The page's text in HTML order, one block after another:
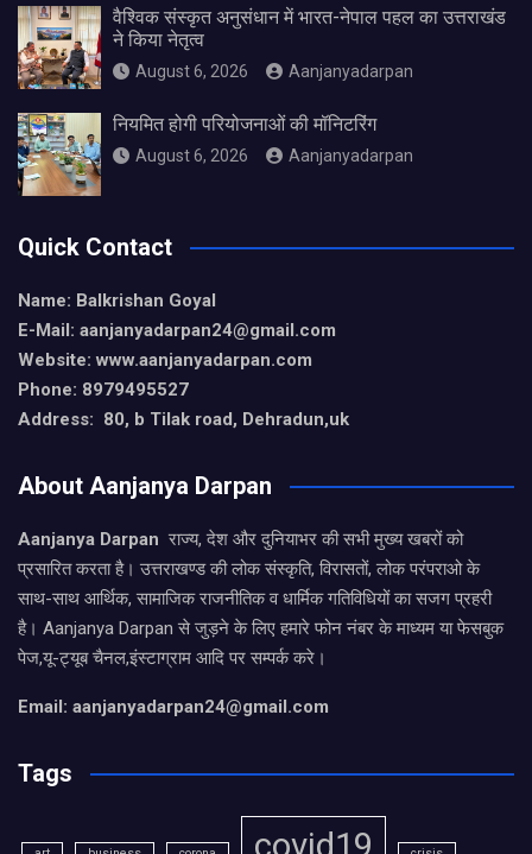
वैश्विक संस्कृत अनुसंधान में भारत-नेपाल पहल का उत्तराखंड
ने किया नेतृत्व
August 6, 2026 Aanjanyadarpan
नियमित होगी परियोजनाओं की मॉनिटरिंग
August 6, 2026 Aanjanyadarpan
Quick Contact
Name: Balkrishan Goyal
E-Mail: aanjanyadarpan24@gmail.com
Website: www.aanjanyadarpan.com
Phone: 8979495527
Address: 80, b Tilak road, Dehradun,uk
About Aanjanya Darpan
Aanjanya Darpan राज्य, देश और दुनियाभर की सभी मुख्य खबरों को
प्रसारित करता है। उत्तराखण्ड की लोक संस्कृति, विरासतों, लोक परंपराओ के
साथ-साथ आर्थिक, सामाजिक राजनीतिक व धार्मिक गतिविधियों का सजग प्रहरी
है। Aanjanya Darpan से जुड़ने के लिए हमारे फोन नंबर के माध्यम या फेसबुक
पेज,यू-ट्यूब चैनल,इंस्टाग्राम आदि पर सम्पर्क करे।
Email: aanjanyadarpan24@gmail.com
Tags
covid19